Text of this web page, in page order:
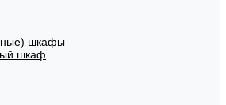
шкафы
шкаф